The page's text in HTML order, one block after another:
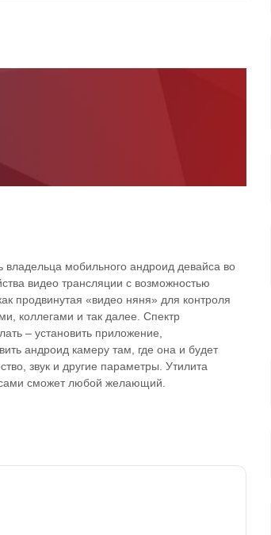
мобильного андроид девайса во
видео трансляции с возможностью
продвинутая «видео няня» для контроля
коллегами и так далее. Спектр
– установить приложение,
андроид камеру там, где она и будет
звук и другие параметры. Утилита
сможет любой желающий.